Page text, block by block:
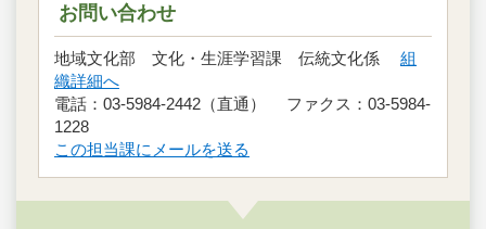
お問い合わせ
組
織詳細へ
電話：03-5984-2442（直通） ファクス：03-5984-
1228
この担当課にメールを送る